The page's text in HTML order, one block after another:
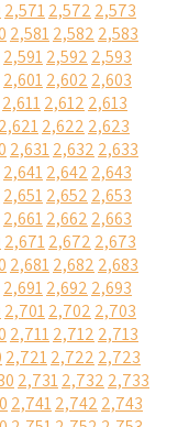
2,5712,572 2,573
2,5812,582 2,583
2,5912,592 2,593
2,6012,602 2,603
2,6112,612 2,613
2,6212,622 2,623
2,6312,632 2,633
2,6412,642 2,643
2,6512,652 2,653
2,6612,662 2,663
2,6712,672 2,673
2,6812,682 2,683
2,6912,692 2,693
2,7012,702 2,703
2,7112,712 2,713
2,7212,722 2,723
2,7312,732 2,733
2,7412,742 2,743